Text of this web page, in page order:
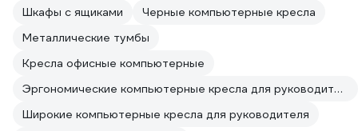
Шкафы с ящиками
Черные компьютерные кресла
Металлические тумбы
Кресла офисные компьютерные
Эргономические компьютерные кресла для руководителя
Широкие компьютерные кресла для руководителя